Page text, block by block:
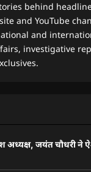
behind
and YouTube
and
investigative
अध्यक्ष, जयंत चौधरी ने